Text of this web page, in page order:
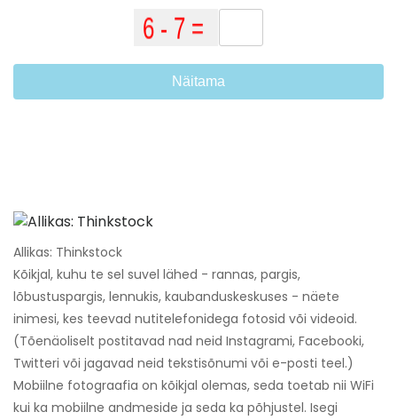
Näitama
Allikas: Thinkstock
Kõikjal, kuhu te sel suvel lähed - rannas, pargis,
lõbustuspargis, lennukis, kaubanduskeskuses - näete
inimesi, kes teevad nutitelefonidega fotosid või videoid.
(Tõenäoliselt postitavad nad neid Instagrami, Facebooki,
Twitteri või jagavad neid tekstisõnumi või e-posti teel.)
Mobiilne fotograafia on kõikjal olemas, seda toetab nii WiFi
kui ka mobiilne andmeside ja seda ka põhjustel. Isegi